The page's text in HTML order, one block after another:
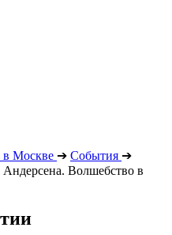
Москве ➔ События ➔
Волшебство в